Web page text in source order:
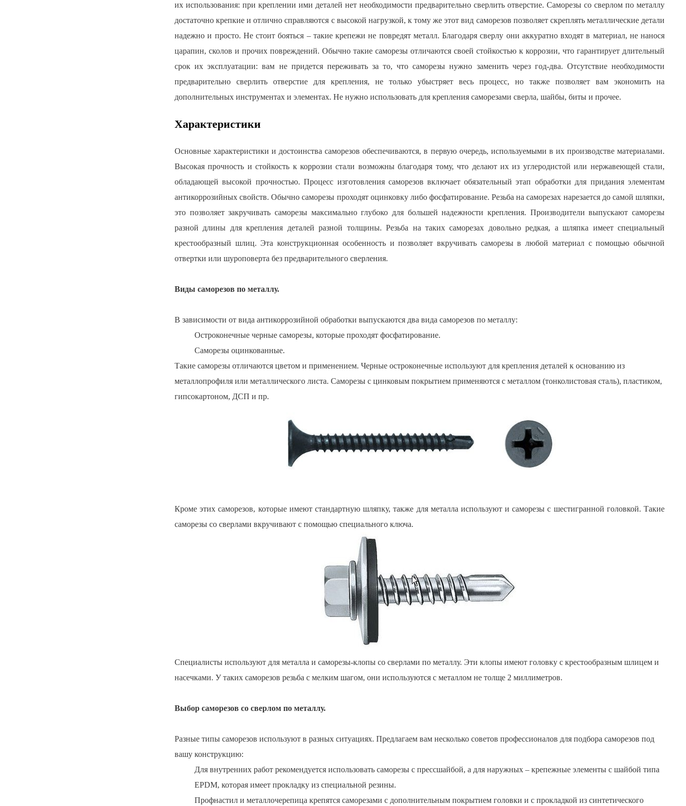
их использования: при креплении ими деталей нет необходимости предварительно сверлить отверстие. Саморезы со сверлом по металлу
достаточно крепкие и отлично справляются с высокой нагрузкой, к тому же этот вид саморезов позволяет скреплять металлические детали
надежно и просто. Не стоит бояться – такие крепежи не повредят металл. Благодаря сверлу они аккуратно входят в материал, не нанося
царапин, сколов и прочих повреждений. Обычно такие саморезы отличаются своей стойкостью к коррозии, что гарантирует длительный
срок их эксплуатации: вам не придется переживать за то, что саморезы нужно заменить через год-два. Отсутствие необходимости
предварительно сверлить отверстие для крепления, не только убыстряет весь процесс, но также позволяет вам экономить на
дополнительных инструментах и элементах. Не нужно использовать для крепления саморезами сверла, шайбы, биты и прочее.
Характеристики
Основные характеристики и достоинства саморезов обеспечиваются, в первую очередь, используемыми в их производстве материалами.
Высокая прочность и стойкость к коррозии стали возможны благодаря тому, что делают их из углеродистой или нержавеющей стали,
обладающей высокой прочностью. Процесс изготовления саморезов включает обязательный этап обработки для придания элементам
антикоррозийных свойств. Обычно саморезы проходят оцинковку либо фосфатирование. Резьба на саморезах нарезается до самой шляпки,
это позволяет закручивать саморезы максимально глубоко для большей надежности крепления. Производители выпускают саморезы
разной длины для крепления деталей разной толщины. Резьба на таких саморезах довольно редкая, а шляпка имеет специальный
крестообразный шлиц. Эта конструкционная особенность и позволяет вкручивать саморезы в любой материал с помощью обычной
отвертки или шуроповерта без предварительного сверления.
Виды саморезов по металлу.
В зависимости от вида антикоррозийной обработки выпускаются два вида саморезов по металлу:
Остроконечные черные саморезы, которые проходят фосфатирование.
Саморезы оцинкованные.
Такие саморезы отличаются цветом и применением. Черные остроконечные используют для крепления деталей к основанию из
металлопрофиля или металлического листа. Саморезы с цинковым покрытием применяются с металлом (тонколистовая сталь), пластиком,
гипсокартоном, ДСП и пр.
Кроме этих саморезов, которые имеют стандартную шляпку, также для металла используют и саморезы с шестигранной головкой. Такие
саморезы со сверлами вкручивают с помощью специального ключа.
Специалисты используют для металла и саморезы-клопы со сверлами по металлу. Эти клопы имеют головку с крестообразным шлицем и
насечками. У таких саморезов резьба с мелким шагом, они используются с металлом не толще 2 миллиметров.
Выбор саморезов со сверлом по металлу.
Разные типы саморезов используют в разных ситуациях. Предлагаем вам несколько советов профессионалов для подбора саморезов под
вашу конструкцию:
Для внутренних работ рекомендуется использовать саморезы с прессшайбой, а для наружных – крепежные элементы с шайбой типа
EPDM, которая имеет прокладку из специальной резины.
Профнастил и металлочерепица крепятся саморезами с дополнительным покрытием головки и с прокладкой из синтетического